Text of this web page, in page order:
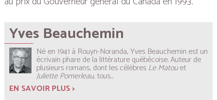
Yves Beauchemin
Né en 1941 à Rouyn-Noranda, Yves Beauchemin est un
écrivain phare de la littérature québécoise. Auteur de
plusieurs romans, dont les célèbresLe Matouet
Juliette Pomerleau, tous...
EN SAVOIR PLUS >